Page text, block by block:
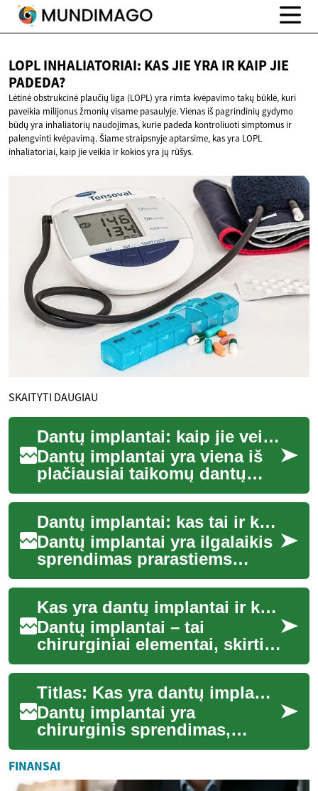
LOPL INHALIATORIAI: KAS JIE YRA IR KAIPJIE
PADEDA?
Lėtinė obstrukcinė plaučių liga (LOPL) yra rimta kvėpavimo takų būklė, kuri
paveikia milijonus žmonių visame pasaulyje. Vienas iš pagrindinių gydymo
būdų yra inhaliatorių naudojimas, kurie padeda kontroliuoti simptomus ir
palengvinti kvėpavimą. Šiame straipsnyje aptarsime, kas yra LOPL
inhaliatoriai, kaip jie veikia ir kokios yra jų rūšys.
SKAITYTI DAUGIAU
Dantų implantai: kaip jie veikia ir ką žinoti
Dantų implantai yra viena iš
plačiausiai taikomų dantų
atkūrimo alternatyvų
žmonėms, praradusiems
vieną ar kelis dant...
Dantų implantai: kas tai ir kaip jie veikia
Dantų implantai yra ilgalaikis
sprendimas prarastiems
dantims atkurti, kai natūrali
šaknis nebeegzistuoja arba
negali...
Kas yra dantų implantai ir kaip jie veikia
Dantų implantai – tai
chirurginiai elementai, skirti
pakeisti trūkstamus dantis ir
atkurti burnos funkciją bei
esteti...
Titlas: Kas yra dantų implantai ir kaip jie veikia
Dantų implantai yra
chirurginis sprendimas,
skirtas atkurti prarastus
dantis ir sugrąžinti kramtymo
funkciją bei este...
FINANSAI